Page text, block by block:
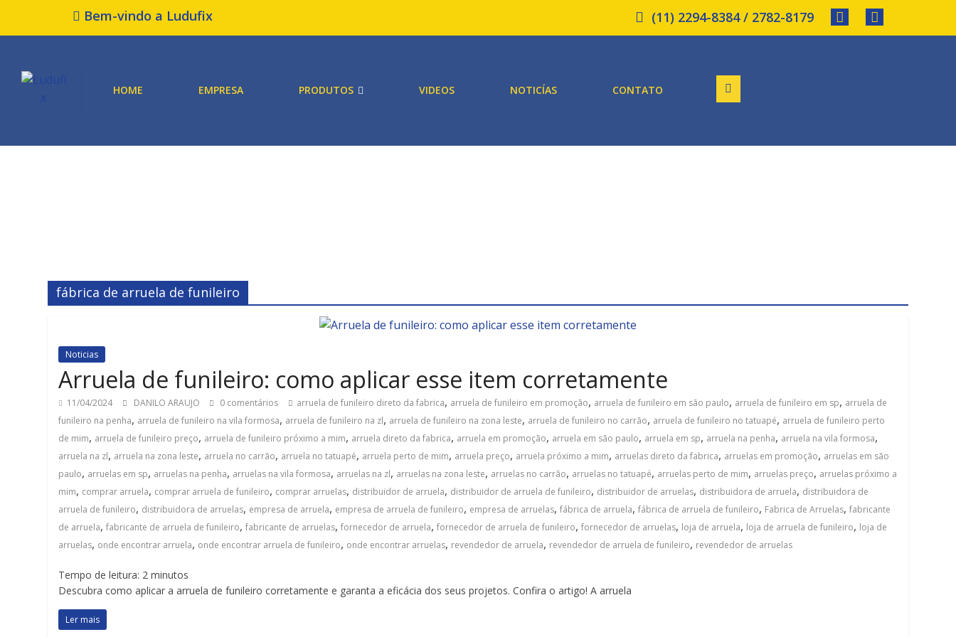
Bem-vindo a Ludufix (11) 2294-8384 / 2782-8179
HOME EMPRESA PRODUTOS VIDEOS NOTICÍAS CONTATO
fábrica de arruela de funileiro
Noticias
Arruela de funileiro: como aplicar esse item corretamente
11/04/2024 DANILO ARAUJO 0 comentários arruela de funileiro direto da fabrica, arruela de funileiro em promoção, arruela de funileiro em são paulo, arruela de funileiro em sp, arruela de
funileiro na penha, arruela de funileiro na vila formosa, arruela de funileiro na zl, arruela de funileiro na zona leste, arruela de funileiro no carrão, arruela de funileiro no tatuapé, arruela de funileiro perto
de mim, arruela de funileiro preço, arruela de funileiro próximo a mim, arruela direto da fabrica, arruela em promoção, arruela em são paulo, arruela em sp, arruela na penha, arruela na vila formosa,
arruela na zl, arruela na zona leste, arruela no carrão, arruela no tatuapé, arruela perto de mim, arruela preço, arruela próximo a mim, arruelas direto da fabrica, arruelas em promoção, arruelas em são
paulo, arruelas em sp, arruelas na penha, arruelas na vila formosa, arruelas na zl, arruelas na zona leste, arruelas no carrão, arruelas no tatuapé, arruelas perto de mim, arruelas preço, arruelas próximo a
mim, comprar arruela, comprar arruela de funileiro, comprar arruelas, distribuidor de arruela, distribuidor de arruela de funileiro, distribuidor de arruelas, distribuidora de arruela, distribuidora de
arruela de funileiro, distribuidora de arruelas, empresa de arruela, empresa de arruela de funileiro, empresa de arruelas,fábrica de arruela,fábrica de arruela de funileiro, Fabrica de Arruelas,fabricante
de arruela,fabricante de arruela de funileiro,fabricante de arruelas,fornecedor de arruela,fornecedor de arruela de funileiro,fornecedor de arruelas, loja de arruela, loja de arruela de funileiro, loja de
arruelas, onde encontrar arruela, onde encontrar arruela de funileiro, onde encontrar arruelas, revendedor de arruela, revendedor de arruela de funileiro, revendedor de arruelas
Tempo de leitura: 2 minutos
Descubra como aplicar a arruela de funileiro corretamente e garanta a eficácia dos seus projetos. Confira o artigo! A arruela
Ler mais